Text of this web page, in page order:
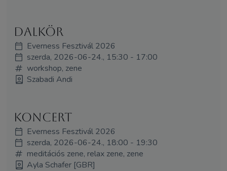
Dalkör
Everness Fesztivál 2026
szerda, 2026-06-24., 15:30 - 17:00
workshop, zene
Szabadi Andi
koncert
Everness Fesztivál 2026
szerda, 2026-06-24., 18:00 - 19:30
meditációs zene, relax zene, zene
Ayla Schafer [GBR]